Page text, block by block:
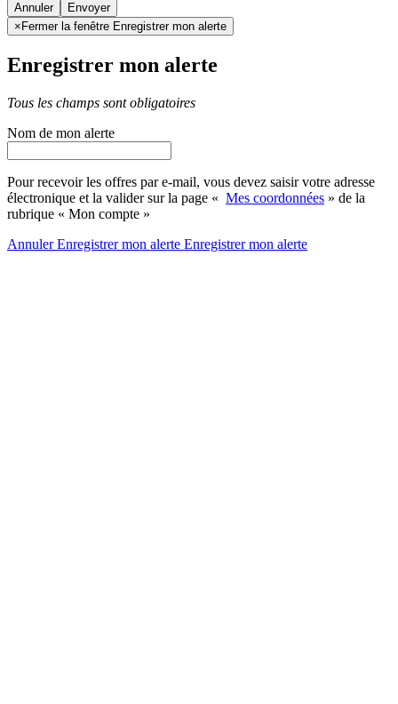
Annuler
× Fermer la fenêtre Enregistrer mon alerte
Enregistrer mon alerte
Tous les champs sont obligatoires
Nom de mon alerte
Pour recevoir les offres par e-mail, vous devez saisir votre adresse
électronique et la valider sur la page « Mes coordonnées » de la
rubrique « Mon compte »
AnnulerEnregistrer mon alerte Enregistrermon alerte